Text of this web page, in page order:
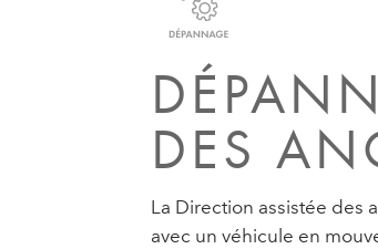
DES
La Direction assistée des
avec un véhicule en